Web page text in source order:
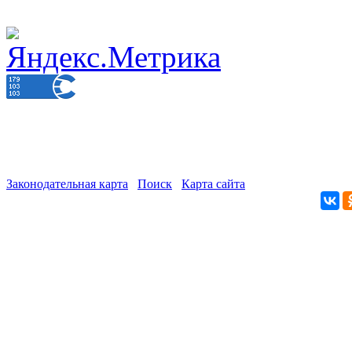
Законодательная карта Поиск Карта сайта